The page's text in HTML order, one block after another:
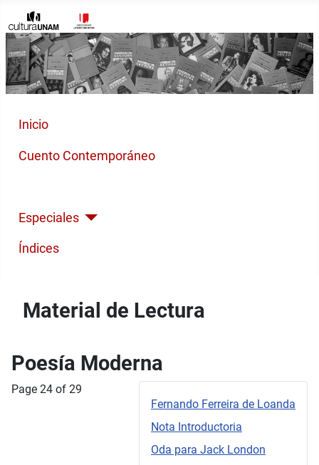
Inicio
Cuento Contemporáneo
Especiales
Índices
Material de Lectura
Poesía Moderna
Fernando Ferreira de Loanda
Nota Introductoria
Oda para Jack London
Page 24 of 29